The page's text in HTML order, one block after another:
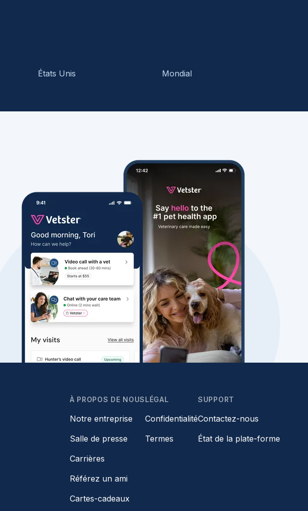
États Unis Mondial
À PROPOS DE NOUS
Notre entreprise
Salle de presse
Carrières
Référez un ami
Cartes-cadeaux
LÉGAL
Confidentialité
Termes
SUPPORT
Contactez-nous
État de la plate-forme